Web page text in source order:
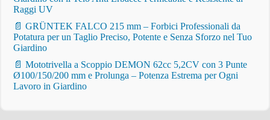
Raggi UV
📄 GRÜNTEK FALCO 215 mm – Forbici Professionali da
Potatura per un Taglio Preciso, Potente e Senza Sforzo nel Tuo
Giardino
📄 Mototrivella a Scoppio DEMON 62cc 5,2CV con 3 Punte
Ø100/150/200 mm e Prolunga – Potenza Estrema per Ogni
Lavoro in Giardino